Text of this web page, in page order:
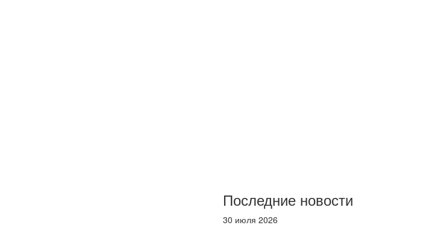
Последние новости
30 июля 2026